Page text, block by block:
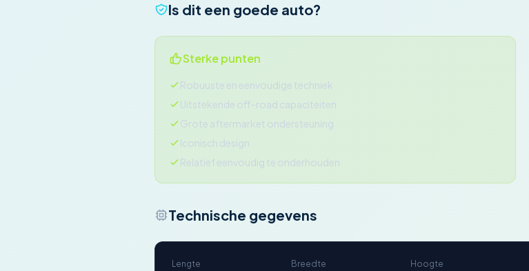
Is dit een goede auto?
Sterke punten
Robuuste en eenvoudige techniek
Uitstekende off-road capaciteiten
Grote aftermarket ondersteuning
Iconisch design
Relatief eenvoudig te onderhouden
Technische gegevens
Lengte Breedte Hoogte